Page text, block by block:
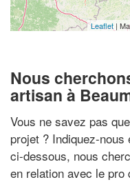
Leaflet |
Nous
artisan à
Vous ne savez pas
projet ? Indiquez-
ci-dessous, nous
en relation avec le pro